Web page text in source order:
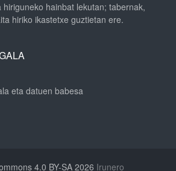
hainbat lekutan; tabernak,
hiriko ikastetxe guztietan ere.
eta datuen babesa
4.0 BY-SA 2026 Irunero